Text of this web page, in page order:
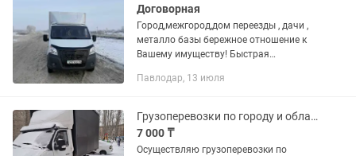
Договорная
Город,межгород,дом переезды , дачи ,
металло базы бережное отношение к
Вашему имуществу! Быстрая
Павлодар, 13 июля
Грузоперевозки по городу и области
7 000 ₸
Осуществляю грузоперевозки по